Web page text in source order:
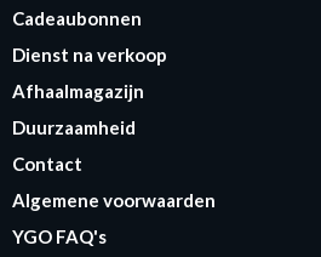
Cadeaubonnen
Dienst na verkoop
Afhaalmagazijn
Duurzaamheid
Contact
Algemene voorwaarden
YGO FAQ's